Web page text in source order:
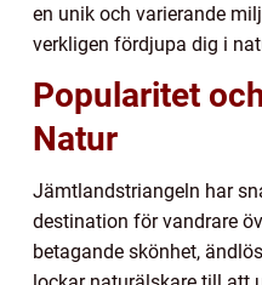
en unik och varierande
verkligen fördjupa dig i
Popularitet
Natur
Jämtlandstriangeln har
destination för vandrare
betagande skönhet,